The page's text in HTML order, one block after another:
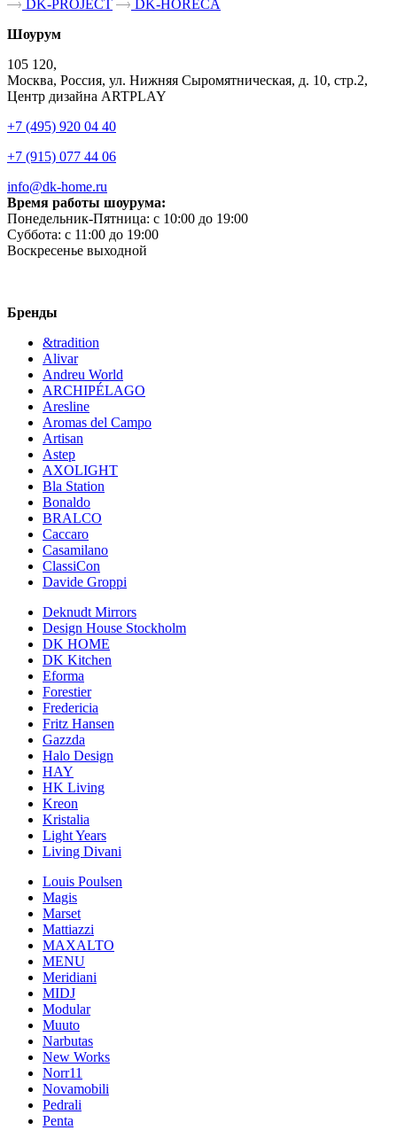
DK-PROJECT
DK-HORECA
Шоурум
105 120,
Москва, Россия, ул. Нижняя Сыромятническая, д. 10, стр.2,
Центр дизайна ARTPLAY
+7 (495) 920 04 40
+7 (915) 077 44 06
info@dk-home.ru
Время работы шоурума:
Понедельник-Пятница: c 10:00 до 19:00
Суббота: c 11:00 до 19:00
Воскресенье выходной
Бренды
&tradition
Alivar
Andreu World
ARCHIPÉLAGO
Aresline
Aromas del Campo
Artisan
Astep
AXOLIGHT
Bla Station
Bonaldo
BRALCO
Caccaro
Casamilano
ClassiCon
Davide Groppi
Deknudt Mirrors
Design House Stockholm
DK HOME
DK Kitchen
Eforma
Forestier
Fredericia
Fritz Hansen
Gazzda
Halo Design
HAY
HK Living
Kreon
Kristalia
Light Years
Living Divani
Louis Poulsen
Magis
Marset
Mattiazzi
MAXALTO
MENU
Meridiani
MIDJ
Modular
Muuto
Narbutas
New Works
Norr11
Novamobili
Pedrali
Penta